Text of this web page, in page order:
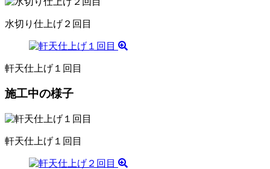
水切り仕上げ２回目
軒天仕上げ１回目
施工中の様子
軒天仕上げ１回目